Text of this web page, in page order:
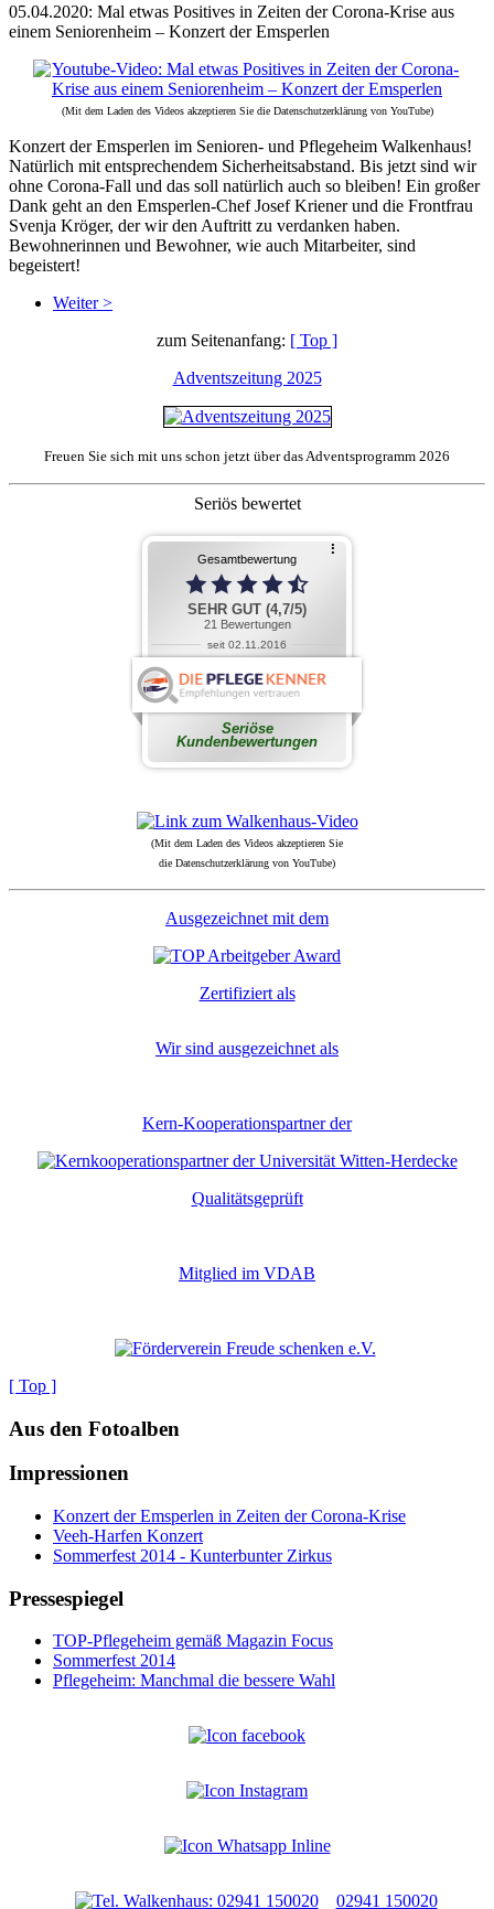
05.04.2020: Mal etwas Positives in Zeiten der Corona-Krise aus
einem Seniorenheim – Konzert der Emsperlen
(Mit dem Laden des Videos akzeptieren Sie die Datenschutzerklärung von YouTube)
Konzert der Emsperlen im Senioren- und Pflegeheim Walkenhaus!
Natürlich mit entsprechendem Sicherheitsabstand. Bis jetzt sind wir
ohne Corona-Fall und das soll natürlich auch so bleiben! Ein großer
Dank geht an den Emsperlen-Chef Josef Kriener und die Frontfrau
Svenja Kröger, der wir den Auftritt zu verdanken haben.
Bewohnerinnen und Bewohner, wie auch Mitarbeiter, sind
begeistert!
Weiter >
zum Seitenanfang: [ Top ]
Adventszeitung 2025
Freuen Sie sich mit uns schon jetzt über das Adventsprogramm 2026
Seriös bewertet
(Mit dem Laden des Videos akzeptieren Sie
die Datenschutzerklärung von YouTube)
Ausgezeichnet mit dem
Zertifiziert als
Wir sind ausgezeichnet als
Kern-Kooperationspartner der
Qualitätsgeprüft
Mitglied im VDAB
[ Top ]
Aus den Fotoalben
Impressionen
Konzert der Emsperlen in Zeiten der Corona-Krise
Veeh-Harfen Konzert
Sommerfest 2014 - Kunterbunter Zirkus
Pressespiegel
TOP-Pflegeheim gemäß Magazin Focus
Sommerfest 2014
Pflegeheim: Manchmal die bessere Wahl
02941 150020